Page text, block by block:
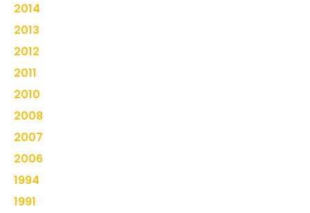
2014
2013
2012
2011
2010
2008
2007
2006
1994
1991